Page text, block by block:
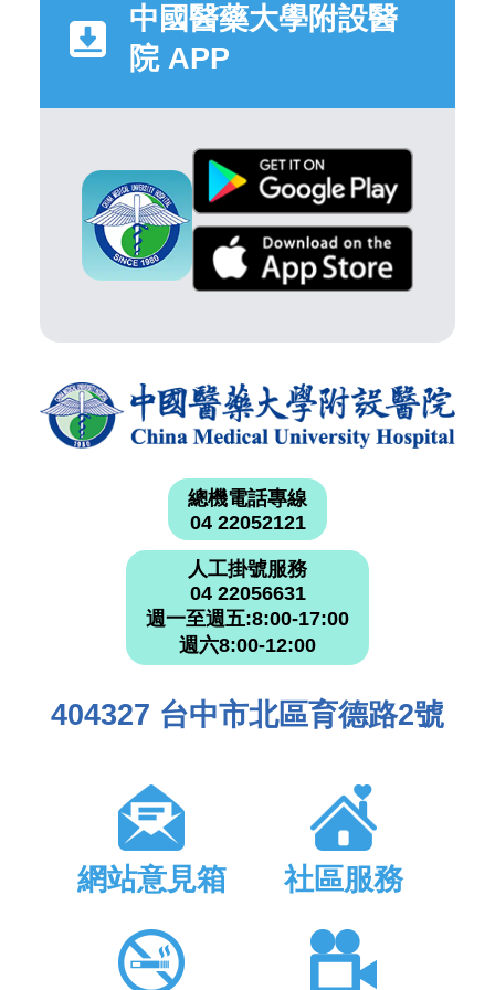
中國醫藥大學附設醫
院 APP
總機電話專線
04 22052121
人工掛號服務
04 22056631
週一至週五:8:00-17:00
週六8:00-12:00
404327 台中市北區育德路2號
網站意見箱 社區服務